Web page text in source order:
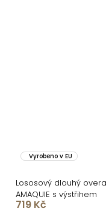
Vyrobeno v EU
Lososový dlouhý
AMAQUIE s výstřihem
719 Kč